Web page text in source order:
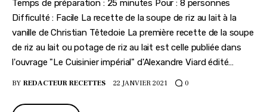
Temps de préparation : 25 minutes Pour : 8 personnes
Difficulté : Facile La recette de la soupe de riz au lait à la
vanille de Christian Têtedoie La première recette de la soupe
de riz au lait ou potage de riz au lait est celle publiée dans
l'ouvrage "Le Cuisinier impérial" d'Alexandre Viard édité…
BY REDACTEUR RECETTES 22 JANVIER 2021 0